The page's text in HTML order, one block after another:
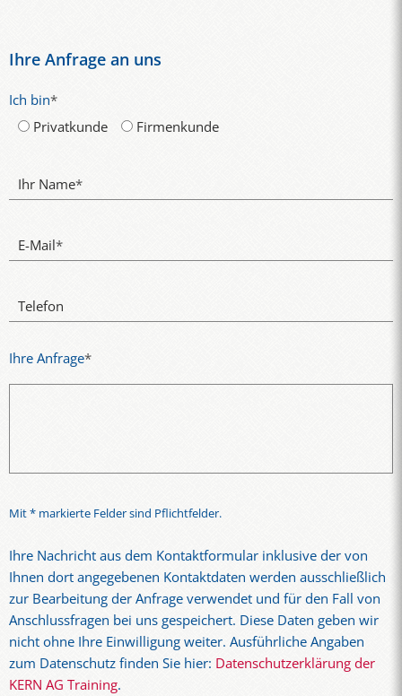
Ihre Anfrage an uns
Ich bin*
Privatkunde
Firmenkunde
Ihr Name*
E-Mail*
Telefon
Ihre Anfrage*
Mit * markierte Felder sind Pflichtfelder.
Ihre Nachricht aus dem Kontaktformular inklusive der von
Ihnen dort angegebenen Kontaktdaten werden ausschließlich
zur Bearbeitung der Anfrage verwendet und für den Fall von
Anschlussfragen bei uns gespeichert. Diese Daten geben wir
nicht ohne Ihre Einwilligung weiter. Ausführliche Angaben
zum Datenschutz finden Sie hier: Datenschutzerklärung der
KERN AG Training.